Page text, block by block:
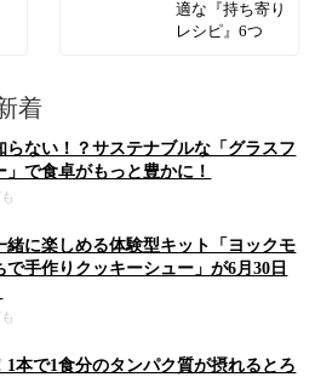
適な『持ち寄り
レシピ』6つ
着
らない！？サステナブルな「グラスフ
」で食卓がもっと豊かに！
緒に楽しめる体験型キット「ヨックモ
で手作りクッキーシュー」が6月30日
1本で1食分のタンパク質が摂れるとろ